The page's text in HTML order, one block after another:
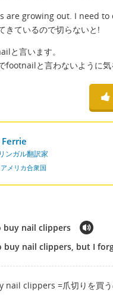
are growing out. I need to
きているので切らないと!
と言います。
footnailと言わないように気
Ferrie
ンガル翻訳家
アメリカ合衆国
buy nail clippers
buy nail clippers, but I
nail clippers =爪切りを買う